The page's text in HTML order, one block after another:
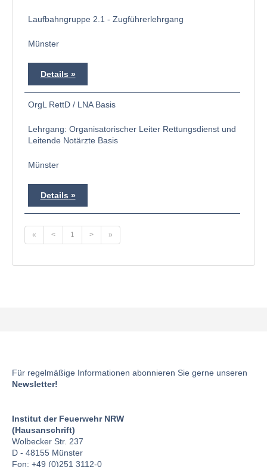
Laufbahngruppe 2.1 - Zugführerlehrgang
Münster
Details
OrgL RettD / LNA Basis
Lehrgang: Organisatorischer Leiter Rettungsdienst und
Leitende Notärzte Basis
Münster
Details
« < 1 > »
Für regelmäßige Informationen abonnieren Sie gerne unseren
Newsletter!
Institut der Feuerwehr NRW
(Hausanschrift)
Wolbecker Str. 237
D - 48155 Münster
Fon: +49 (0)251 3112-0